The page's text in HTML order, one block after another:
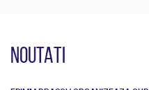
NOUTATI